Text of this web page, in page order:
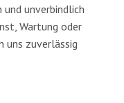
und unverbindlich
Wartung oder
uns zuverlässig